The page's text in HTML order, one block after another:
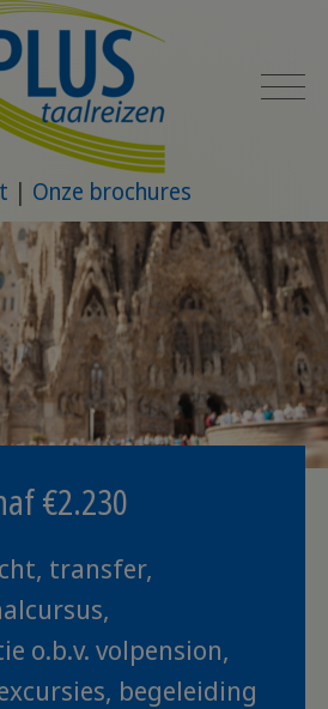
Onze brochures
€2.230
transfer,
o.b.v. volpension,
begeleiding